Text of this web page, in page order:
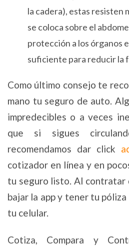
la cadera), estas resisten
se coloca sobre el
protección a los órganos
suficiente para reducir la
Como último consejo te
mano tu seguro de auto.
impredecibles o a veces
que si sigues
recomendamos dar click
cotizador en línea y en
tu seguro listo. Al contratar
bajar la app y tener tu
tu celular.
Cotiza, Compara y